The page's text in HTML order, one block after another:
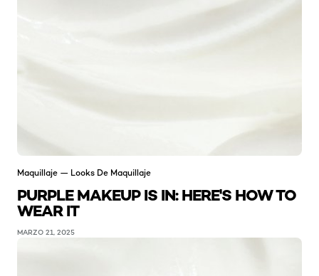
Maquillaje — Looks De Maquillaje
PURPLE MAKEUP IS IN: HERE'S HOW TO
WEAR IT
MARZO 21, 2025